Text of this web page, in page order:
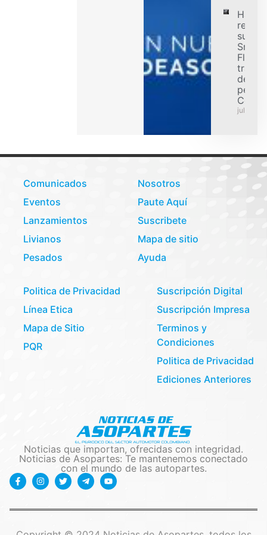
su
Smart
Flex
de
julio 31,
Comunicados
Eventos
Lanzamientos
Livianos
Pesados
Nosotros
Paute Aquí
Suscribete
Mapa de sitio
Ayuda
Politica de Privacidad
Línea Etica
Mapa de Sitio
PQR
Suscripción Digital
Suscripción Impresa
Terminos y
Condiciones
Politica de Privacidad
Ediciones Anteriores
Noticias que importan, ofrecidas con integridad.
Noticias de Asopartes: Te mantenemos conectado
con el mundo de las autopartes.